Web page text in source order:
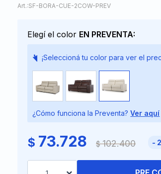
SF-BORA-CUE-2COW-PREV
Elegí el color EN PREVENTA:
¡Seleccioná tu color para ver el
¿Cómo funciona la Preventa?Ver aquí
$ 73.728 $ 102.400